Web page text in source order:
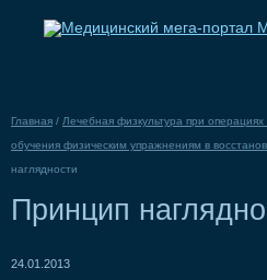
Главная / Лечебная физкультура при
обучения физическим упражнениям в
наглядности
Принцип
24.01.2013